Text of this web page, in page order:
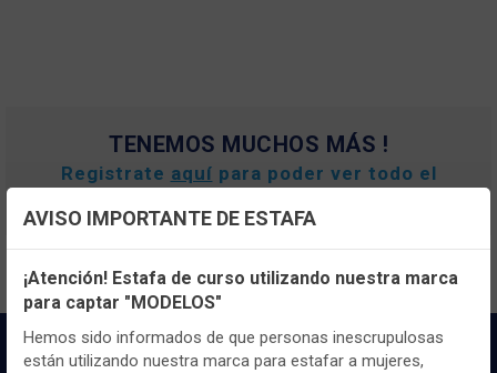
TENEMOS MUCHOS MÁS !
Registrate aquí para poder ver todo el
Configuración de cookies
Utilizamos cookies propias y de terceros, de sesión o
persistentes, para hacer funcionar de manera segura nuestra
página web y personalizar su contenido.
AVISO IMPORTANTE DE ESTAFA
¡Atención! Estafa de curso utilizando nuestra marca
para captar "MODELOS"
Hemos sido informados de que personas inescrupulosas
están utilizando nuestra marca para estafar a mujeres,